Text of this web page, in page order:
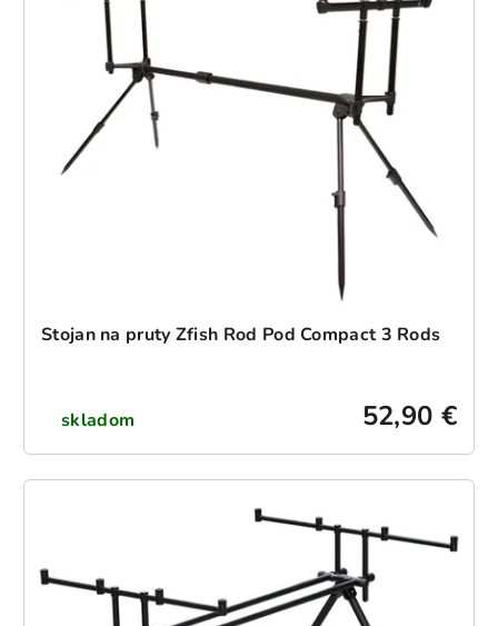
Stojan na pruty Zfish Rod Pod Compact 3 Rods
skladom 52,90 €